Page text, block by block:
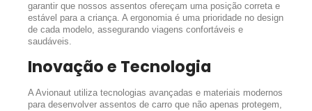
garantir que nossos assentos ofereçam uma posição correta e
estável para a criança. A ergonomia é uma prioridade no design
de cada modelo, assegurando viagens confortáveis e
saudáveis.
Inovação e Tecnologia
A Avionaut utiliza tecnologias avançadas e materiais modernos
para desenvolver assentos de carro que não apenas protegem,